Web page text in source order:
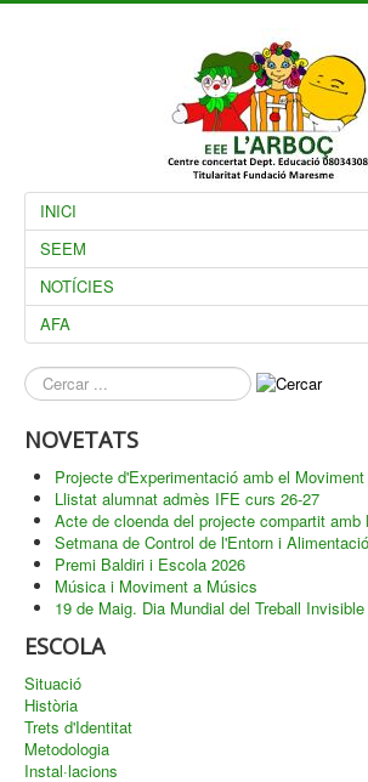
INICI
SEEM
NOTÍCIES
AFA
què
busques?
NOVETATS
Projecte d'Experimentació amb el Moviment
Llistat alumnat admès IFE curs 26-27
Acte de cloenda del projecte compartit amb
Setmana de Control de l'Entorn i Alimentació
Premi Baldiri i Escola 2026
Música i Moviment a Músics
19 de Maig. Dia Mundial del Treball Invisible
ESCOLA
Situació
Història
Trets d'Identitat
Metodologia
Instal·lacions